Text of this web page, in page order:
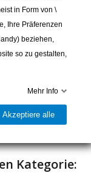
Kategorie:
in Form von \
Ihre Präferenzen
beziehen,
so zu gestalten,
Mehr Info
Akzeptiere alle